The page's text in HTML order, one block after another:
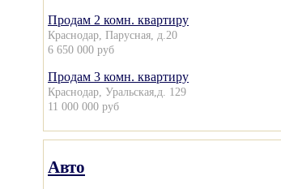
Продам 2 комн. квартиру
Краснодар, Парусная, д.20
6 650 000 руб
Продам 3 комн. квартиру
Краснодар, Уральская,д. 129
11 000 000 руб
Авто